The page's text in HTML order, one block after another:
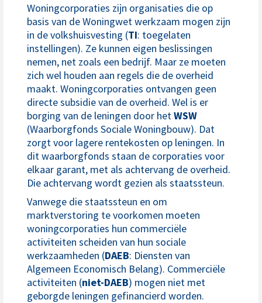
Woningcorporaties zijn organisaties die op
basis van de Woningwet werkzaam mogen zijn
in de volkshuisvesting (TI: toegelaten
instellingen). Ze kunnen eigen beslissingen
nemen, net zoals een bedrijf. Maar ze moeten
zich wel houden aan regels die de overheid
maakt. Woningcorporaties ontvangen geen
directe subsidie van de overheid. Wel is er
borging van de leningen door hetWSW
(Waarborgfonds Sociale Woningbouw). Dat
zorgt voor lagere rentekosten op leningen. In
dit waarborgfonds staan de corporaties voor
elkaar garant, met als achtervang de overheid.
Die achtervang wordt gezien als staatssteun.
Vanwege die staatssteun en om
marktverstoring te voorkomen moeten
woningcorporaties hun commerciële
activiteiten scheiden van hun sociale
werkzaamheden (DAEB: Diensten van
Algemeen Economisch Belang). Commerciële
activiteiten (niet-DAEB) mogen niet met
geborgde leningen gefinancierd worden.